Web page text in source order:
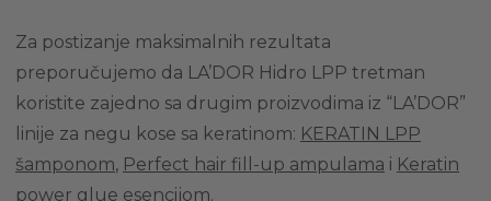
Za postizanje maksimalnih rezultata
preporučujemo da LA’DOR Hidro LPP tretman
koristite zajedno sa drugim proizvodima iz “LA’DOR”
linije za negu kose sa keratinom: KERATIN LPP
šamponom, Perfect hair fill-up ampulama i Keratin
power glue esencijom.